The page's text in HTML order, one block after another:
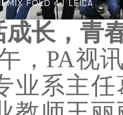
成长，青
，PA视
业系主